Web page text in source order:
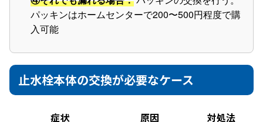
パッキンはホームセンターで200〜500円程度で購
入可能
止水栓本体の交換が必要なケース
症状 原因 対処法